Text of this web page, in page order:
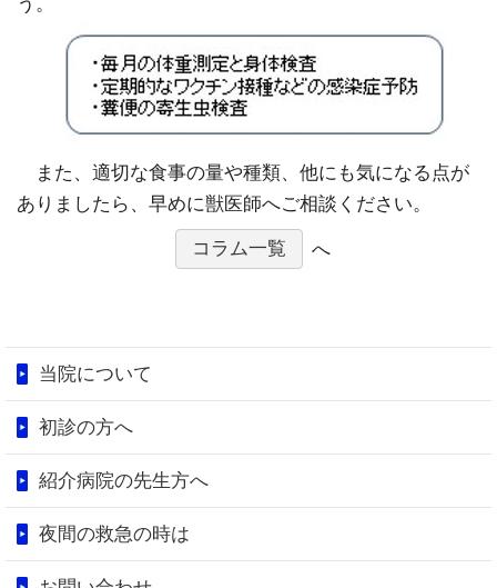
また、適切な食事の量や種類、他にも気になる点が
ありましたら、早めに獣医師へご相談ください。
コラム一覧 へ
当院について
初診の方へ
紹介病院の先生方へ
夜間の救急の時は